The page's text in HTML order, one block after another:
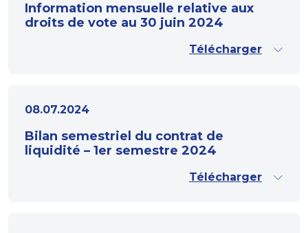
Information mensuelle relative aux
droits de vote au 30 juin 2024
Télécharger
08.07.2024
Bilan semestriel du contrat de
liquidité – 1er semestre 2024
Télécharger